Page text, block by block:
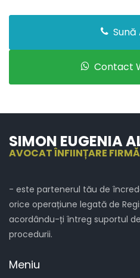
Sună
Contact
SIMON EUGENIA
AVOCAT ÎNFIINȚARE FIRMĂ
- este partenerul tău de
orice operațiune legată de
acordându-ți întreg suportul
procedurii.
Meniu